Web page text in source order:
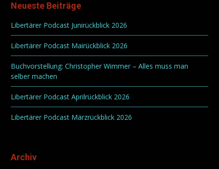
Neueste Beiträge
Libertärer Podcast Junirückblick 2026
Libertärer Podcast Mairückblick 2026
Buchvorstellung: Christopher Wimmer – Alles muss man
selber machen
Libertärer Podcast Aprilrückblick 2026
Libertärer Podcast Märzrückblick 2026
Archiv